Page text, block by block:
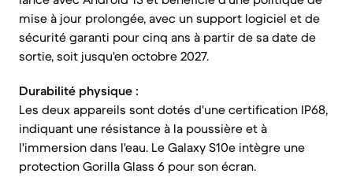
mise à jour prolongée, avec un support logiciel et de
sécurité garanti pour cinq ans à partir de sa date de
sortie, soit jusqu'en octobre 2027.
Durabilité physique :
Les deux appareils sont dotés d'une certification IP68,
indiquant une résistance à la poussière et à
l'immersion dans l'eau. Le Galaxy S10e intègre une
protection Gorilla Glass 6 pour son écran.